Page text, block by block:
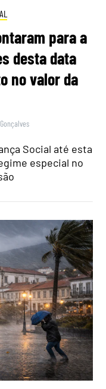
para a
desta data
no valor da
Social até esta
especial no